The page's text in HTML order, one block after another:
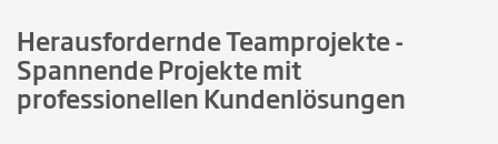
Herausfordernde Teamprojekte -
Spannende Projekte mit
professionellen Kundenlösungen